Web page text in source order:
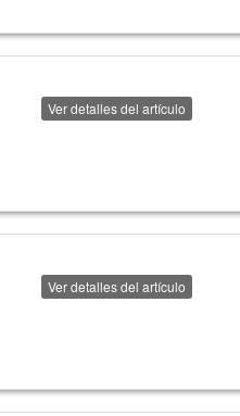
Ver detalles del artículo
Ver detalles del artículo